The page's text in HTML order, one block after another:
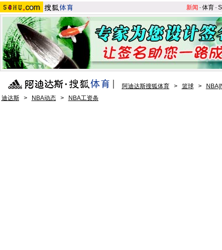
新闻 -体育-S
阿迪达斯搜狐体育 > 篮球 >
迪达斯
> NBA动态 > NBA工资条